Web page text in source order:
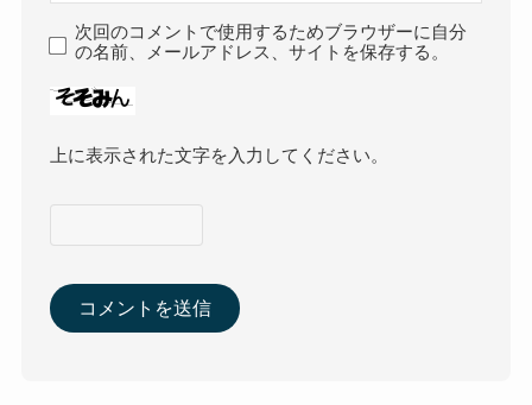
次回のコメントで使用するためブラウザーに自分
の名前、メールアドレス、サイトを保存する。
上に表示された文字を入力してください。